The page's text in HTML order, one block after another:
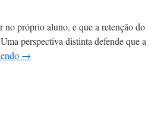
no próprio aluno, e que a retenção do
perspectiva distinta defende que a
→